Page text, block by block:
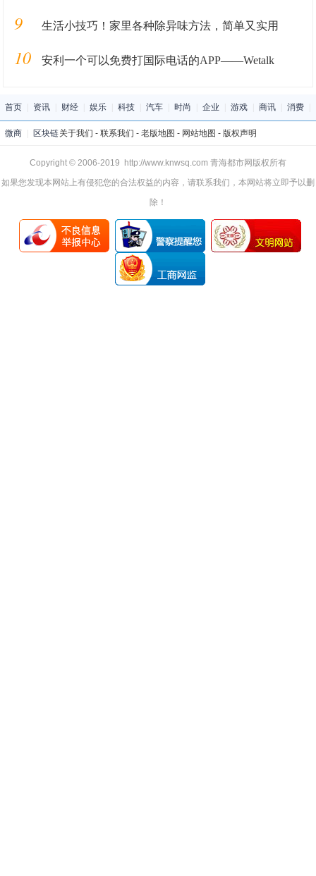
9 生活小技巧！家里各种除异味方法，简单又实用
10 安利一个可以免费打国际电话的APP——Wetalk
首页 资讯 财经 娱乐 科技 汽车 时尚 企业 游戏 商讯 消费
微商 区块链关于我们 - 联系我们 - 老版地图 - 网站地图 - 版权声明
Copyright © 2006-2019 http://www.knwsq.com 青海都市网版权所有
如果您发现本网站上有侵犯您的合法权益的内容，请联系我们，本网站将立即予以删
除！